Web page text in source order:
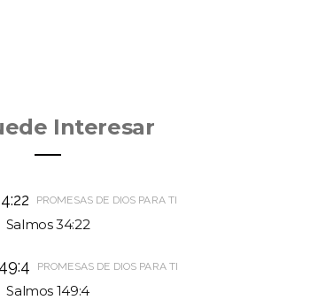
Interesar
PROMESAS DE DIOS PARA TI
Salmos 34:22
PROMESAS DE DIOS PARA TI
Salmos 149:4